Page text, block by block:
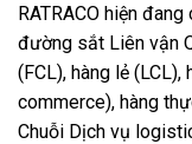
RATRACO hiện
đường sắt Liên vận
(FCL), hàng lẻ
commerce), hàng
Chuỗi Dịch vụ